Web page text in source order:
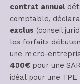
contrat annuel
comptable,
exclus (conseil
les forfaits
une micro-
400€ pour une
idéal pour une